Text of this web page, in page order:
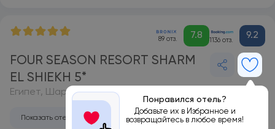
89 отз. 7.8 1136 отз. 9.2
FOUR SEASON RESORT SHARM
EL SHIEKH 5*
Понравился отель?
Добавьте их в Избранное и
возвращайтесь в любое время!
Египет, Шарм-эль-Шейх
Показать отель на карте